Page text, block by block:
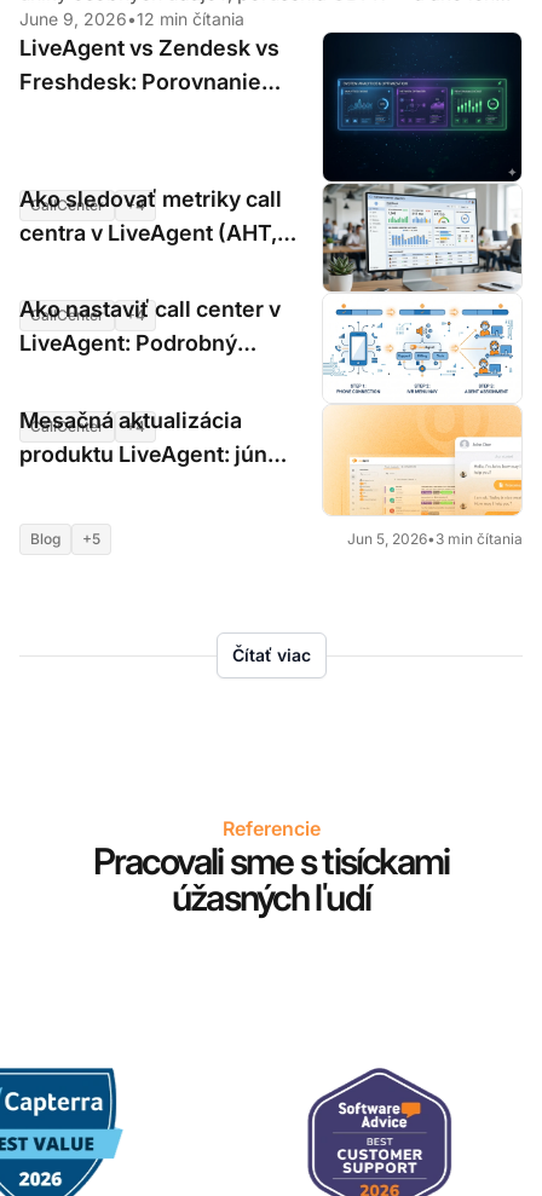
rieši chatbot zameraný na ochranu súkromia.
June 9, 2026•12 min čítania
LiveAgent vs Zendesk vs
Freshdesk: Porovnanie
CallCenter +4 Jun 5, 2026•7 min čítania
Ako sledovať metriky call
centra v LiveAgent (AHT,
CallCenter +4 Jun 5, 2026•6 min čítania
Ako nastaviť call center v
LiveAgent: Podrobný
CallCenter +4 Jun 5, 2026 •6 min čítania
Mesačná aktualizácia
produktu LiveAgent: jún
Blog +5 Jun 5, 2026•3 min čítania
Čítať viac
Referencie
Pracovali sme s tisíckami
úžasných ľudí